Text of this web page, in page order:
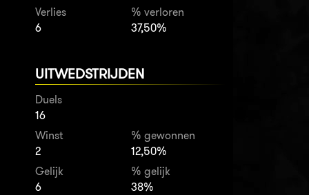
Verlies
6
% verloren
37,50%
UITWEDSTRIJDEN
Duels
16
Winst
2
% gewonnen
12,50%
Gelijk
6
% gelijk
38%